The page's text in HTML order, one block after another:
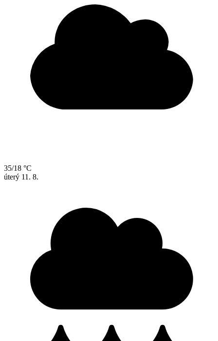
35/18 °C
úterý 11. 8.